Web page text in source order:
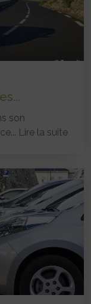
son
Lire la suite